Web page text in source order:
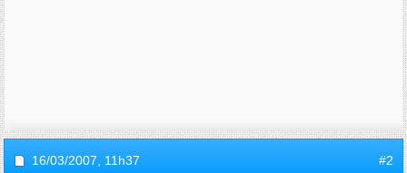
16/03/2007, 11h37 #2